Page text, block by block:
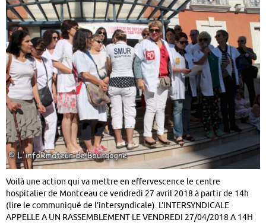
Voilà une action qui va mettre en effervescence le centre
hospitalier de Montceau ce vendredi 27 avril 2018 à partir de 14h
(lire le communiqué de l’intersyndicale). L’INTERSYNDICALE
APPELLE A UN RASSEMBLEMENT LE VENDREDI 27/04/2018 A 14H